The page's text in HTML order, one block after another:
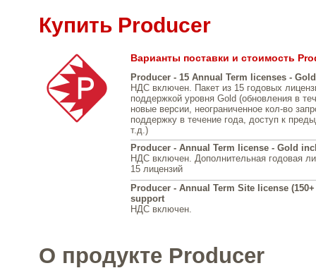
Купить Producer
Варианты поставки и стоимость
Producer - 15 Annual Term licenses -
НДС включен. Пакет из 15 годовых
поддержкой уровня Gold (обновления в
новые версии, неограниченное кол-во
поддержку в течение года, доступ к
т.д.)
Producer - Annual Term license - Gold
НДС включен. Дополнительная годовая
15 лицензий
Producer - Annual Term Site license
support
НДС включен.
О продукте Producer